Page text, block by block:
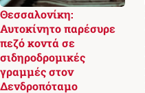
Θεσσαλονίκη:
Αυτοκίνητο παρέσυρε
πεζό κοντά σε
σιδηροδρομικές
γραμμές στον
Δενδροπόταμο